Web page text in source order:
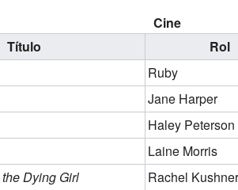
Cine
Título Rol
Ruby
Jane Harper
Haley Peterson
Laine Morris
Dying Girl Rachel Kushner